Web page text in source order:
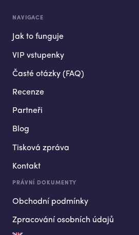
NAVIGACE
Jak to funguje
VIP vstupenky
Časté otázky (FAQ)
Recenze
Partneři
Blog
Tisková zpráva
Kontakt
PRÁVNÍ DOKUMENTY
Obchodní podmínky
Zpracování osobních údajů